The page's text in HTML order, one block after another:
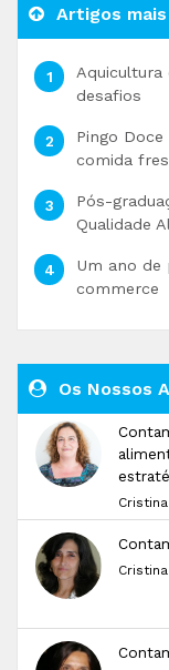
Artigos
Aquicultura
desafios
Pingo
comida
Pós-
Qualidade
Um ano de
commerce
Os Nossos